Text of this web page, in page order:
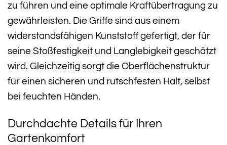
zu führen und eine optimale Kraftübertragung zu
gewährleisten. Die Griffe sind aus einem
widerstandsfähigen Kunststoff gefertigt, der für
seine Stoßfestigkeit und Langlebigkeit geschätzt
wird. Gleichzeitig sorgt die Oberflächenstruktur
für einen sicheren und rutschfesten Halt, selbst
bei feuchten Händen.
Durchdachte Details für Ihren
Gartenkomfort